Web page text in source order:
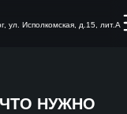
ул. Исполкомская, д.15, лит.А
НУЖНО